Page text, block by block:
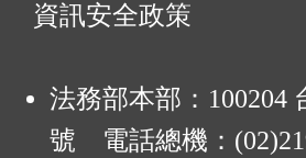
資訊安全政策
法務部本部：100204
號 電話總機：